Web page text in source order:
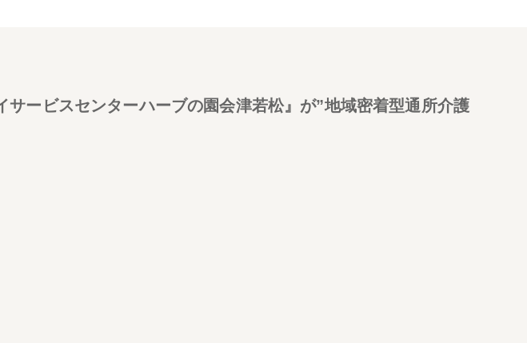
ービスセンターハーブの園会津若松』が”地域密着型通所介護